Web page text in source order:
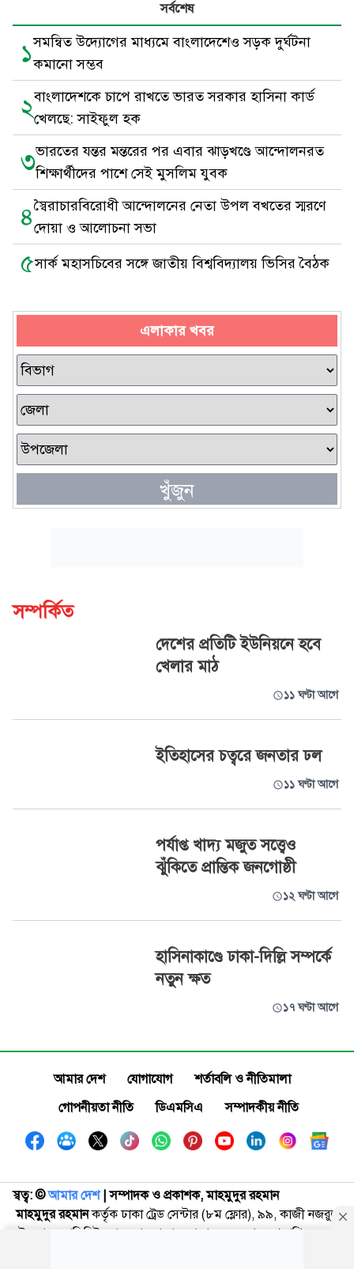
সর্বশেষ
১সমন্বিত উদ্যোগের মাধ্যমে বাংলাদেশেও সড়ক দুর্ঘটনা
কমানো সম্ভব
২বাংলাদেশকে চাপে রাখতে ভারত সরকার হাসিনা কার্ড
খেলছে: সাইফুল হক
৩ভারতের যন্তর মন্তরের পর এবার ঝাড়খণ্ডে আন্দোলনরত
শিক্ষার্থীদের পাশে সেই মুসলিম যুবক
৪স্বৈরাচারবিরোধী আন্দোলনের নেতা উপল বখতের স্মরণে
দোয়া ও আলোচনা সভা
৫সার্ক মহাসচিবের সঙ্গে জাতীয় বিশ্ববিদ্যালয় ভিসির বৈঠক
এলাকার খবর
খুঁজুন
সম্পর্কিত
দেশের প্রতিটি ইউনিয়নে হবে
খেলার মাঠ
১১ ঘণ্টা আগে
ইতিহাসের চত্বরে জনতার ঢল
১১ ঘণ্টা আগে
পর্যাপ্ত খাদ্য মজুত সত্ত্বেও
ঝুঁকিতে প্রান্তিক জনগোষ্ঠী
১২ ঘণ্টা আগে
হাসিনাকাণ্ডে ঢাকা-দিল্লি সম্পর্কে
নতুন ক্ষত
১৭ ঘণ্টা আগে
আমার দেশ যোগাযোগ
শর্তাবলি ও নীতিমালা
গোপনীয়তা নীতি
ডিএমসিএ সম্পাদকীয় নীতি
স্বত্ব: ©️আমার দেশ| সম্পাদক ও প্রকাশক, মাহমুদুর রহমান
মাহমুদুর রহমানকর্তৃক ঢাকা ট্রেড সেন্টার (৮ম ফ্লোর), ৯৯, কাজী নজরুল
ইসলাম অ্যাভিনিউ, কারওয়ান বাজার, ঢাকা-১২১৫ থেকে প্রকাশিত এবং